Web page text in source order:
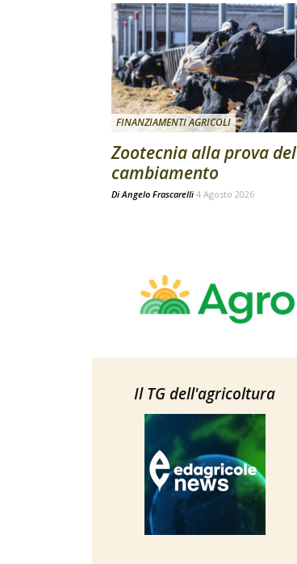
FINANZIAMENTI AGRICOLI
Zootecnia alla prova del
cambiamento
Di Angelo Frascarelli 4 Agosto 2026
Il TG dell'agricoltura